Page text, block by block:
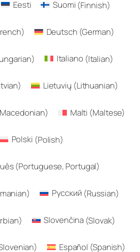
Eesti Suomi (Finnish)
) Deutsch (German)
) Italiano (Italian)
) Lietuvių (Lithuanian)
Macedonian) Malti (Maltese)
Polski (Polish)
(Portuguese, Portugal)
) Русский (Russian)
) Slovenčina (Slovak)
) Español (Spanish)